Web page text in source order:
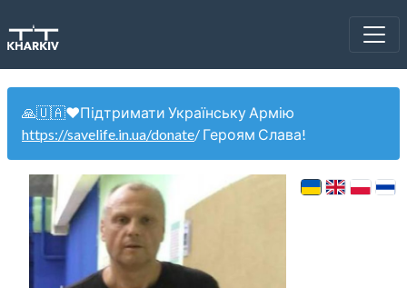
🙏🇺🇦❤️Підтримати Українську Армію
https://savelife.in.ua/donate/ Героям Слава!